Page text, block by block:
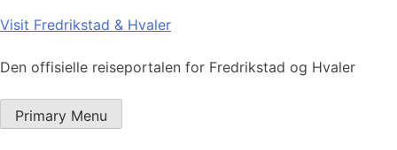
Skip
content
Visit Fredrikstad & Hvaler
Den offisielle reiseportalen for Fredrikstad og Hvaler
Primary Menu